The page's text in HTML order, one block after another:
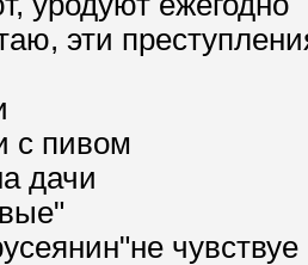
эти
с пивом
дачи
чувствуе